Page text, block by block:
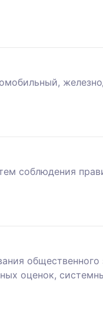
соблюдения
общественного
оценок,